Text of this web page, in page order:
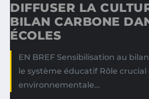
DIFFUSER LA
BILAN CARBONE
ÉCOLES
EN BREF Sensibilisation au
le système éducatif Rôle crucial
environnementale…